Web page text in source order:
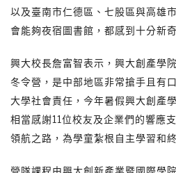
以及臺南市仁德區、七股區與高雄
會能夠夜宿圖書館，都感到十分新
興大校長詹富智表示，興大創產學
冬令營，是中部地區非常搶手且有
大學社會責任，今年暑假興大創產
相當感謝11位校友及企業們的響應
領航之路，為學童紮根自主學習和